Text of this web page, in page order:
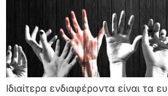
Ιδιαίτερα ενδιαφέροντα είναι τα